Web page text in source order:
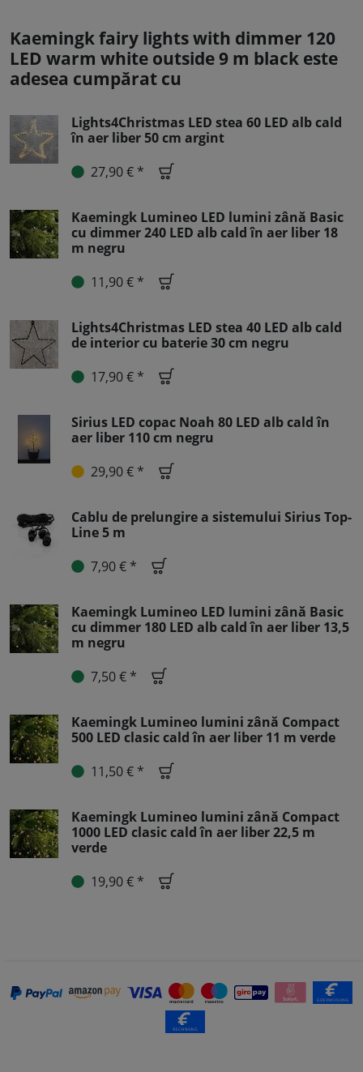
Kaemingk fairy lights with dimmer 120
LED warm white outside 9 m black este
adesea cumpărat cu
Lights4Christmas LED stea 60 LED alb cald
în aer liber 50 cm argint
27,90 € *
Kaemingk Lumineo LED lumini zână Basic
cu dimmer 240 LED alb cald în aer liber 18
m negru
11,90 € *
Lights4Christmas LED stea 40 LED alb cald
de interior cu baterie 30 cm negru
17,90 € *
Sirius LED copac Noah 80 LED alb cald în
aer liber 110 cm negru
29,90 € *
Cablu de prelungire a sistemului Sirius Top-
Line 5 m
7,90 € *
Kaemingk Lumineo LED lumini zână Basic
cu dimmer 180 LED alb cald în aer liber 13,5
m negru
7,50 € *
Kaemingk Lumineo lumini zână Compact
500 LED clasic cald în aer liber 11 m verde
11,50 € *
Kaemingk Lumineo lumini zână Compact
1000 LED clasic cald în aer liber 22,5 m
verde
19,90 € *